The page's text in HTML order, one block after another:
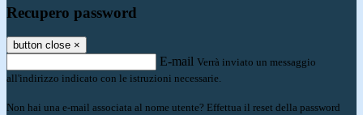
Recupero password
button close ×
E-mail Verrà inviato un messaggio
all'indirizzo indicato con le istruzioni necessarie.
Non hai una e-mail associata al nome utente? Effettua il reset della password